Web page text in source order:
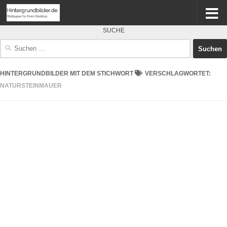
SUCHE
HINTERGRUNDBILDER MIT DEM STICHWORT
VERSCHLAGWORTET:
NATURSTEINMAUER